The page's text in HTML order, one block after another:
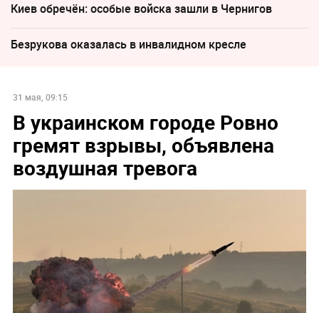
Киев обречён: особые войска зашли в Чернигов
Безрукова оказалась в инвалидном кресле
31 мая, 09:15
В украинском городе Ровно
гремят взрывы, объявлена
воздушная тревога